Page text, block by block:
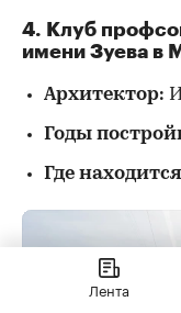
4. Клуб
имени Зуева в
Архитектор:
Годы
Где
Лента